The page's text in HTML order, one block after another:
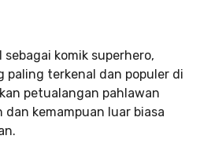
sebagai komik superhero,
paling terkenal dan populer di
petualangan pahlawan
kemampuan luar biasa